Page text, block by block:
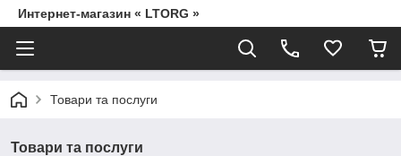
Интернет-магазин « LTORG »
Товари та послуги
Товари та послуги